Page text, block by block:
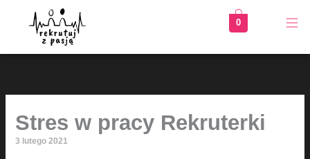
0
Stres w pracy Rekruterki
3 lutego 2021